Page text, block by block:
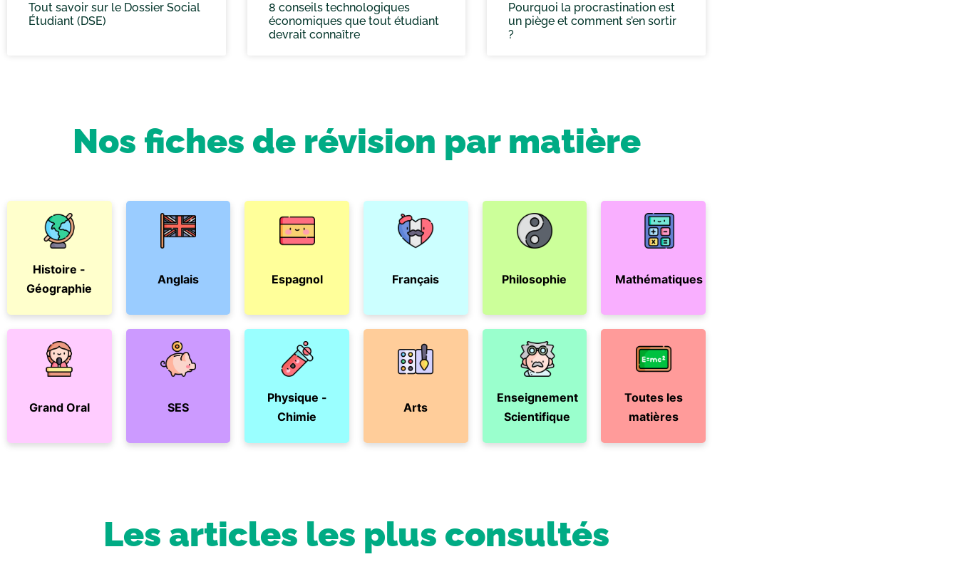
Tout savoir sur le Dossier Social
Étudiant (DSE)
8 conseils technologiques
économiques que tout étudiant
devrait connaître
Pourquoi la procrastination est
un piège et comment s’en sortir
?
Nos fiches de révision par matière
Histoire -
Géographie
Anglais Espagnol Français Philosophie Mathématiques
Grand Oral SES
Physique -
Chimie
Arts
Enseignement
Scientifique
Toutes les
matières
Les articles les plus consultés